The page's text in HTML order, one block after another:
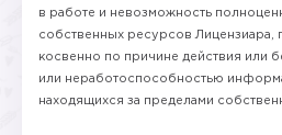
в работе и невозможность
собственных ресурсов
косвенно по причине действия или
или неработоспособностью
находящихся за пределами